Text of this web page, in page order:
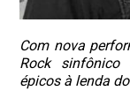
Com nova
Rock sinfônico
épicos à lenda